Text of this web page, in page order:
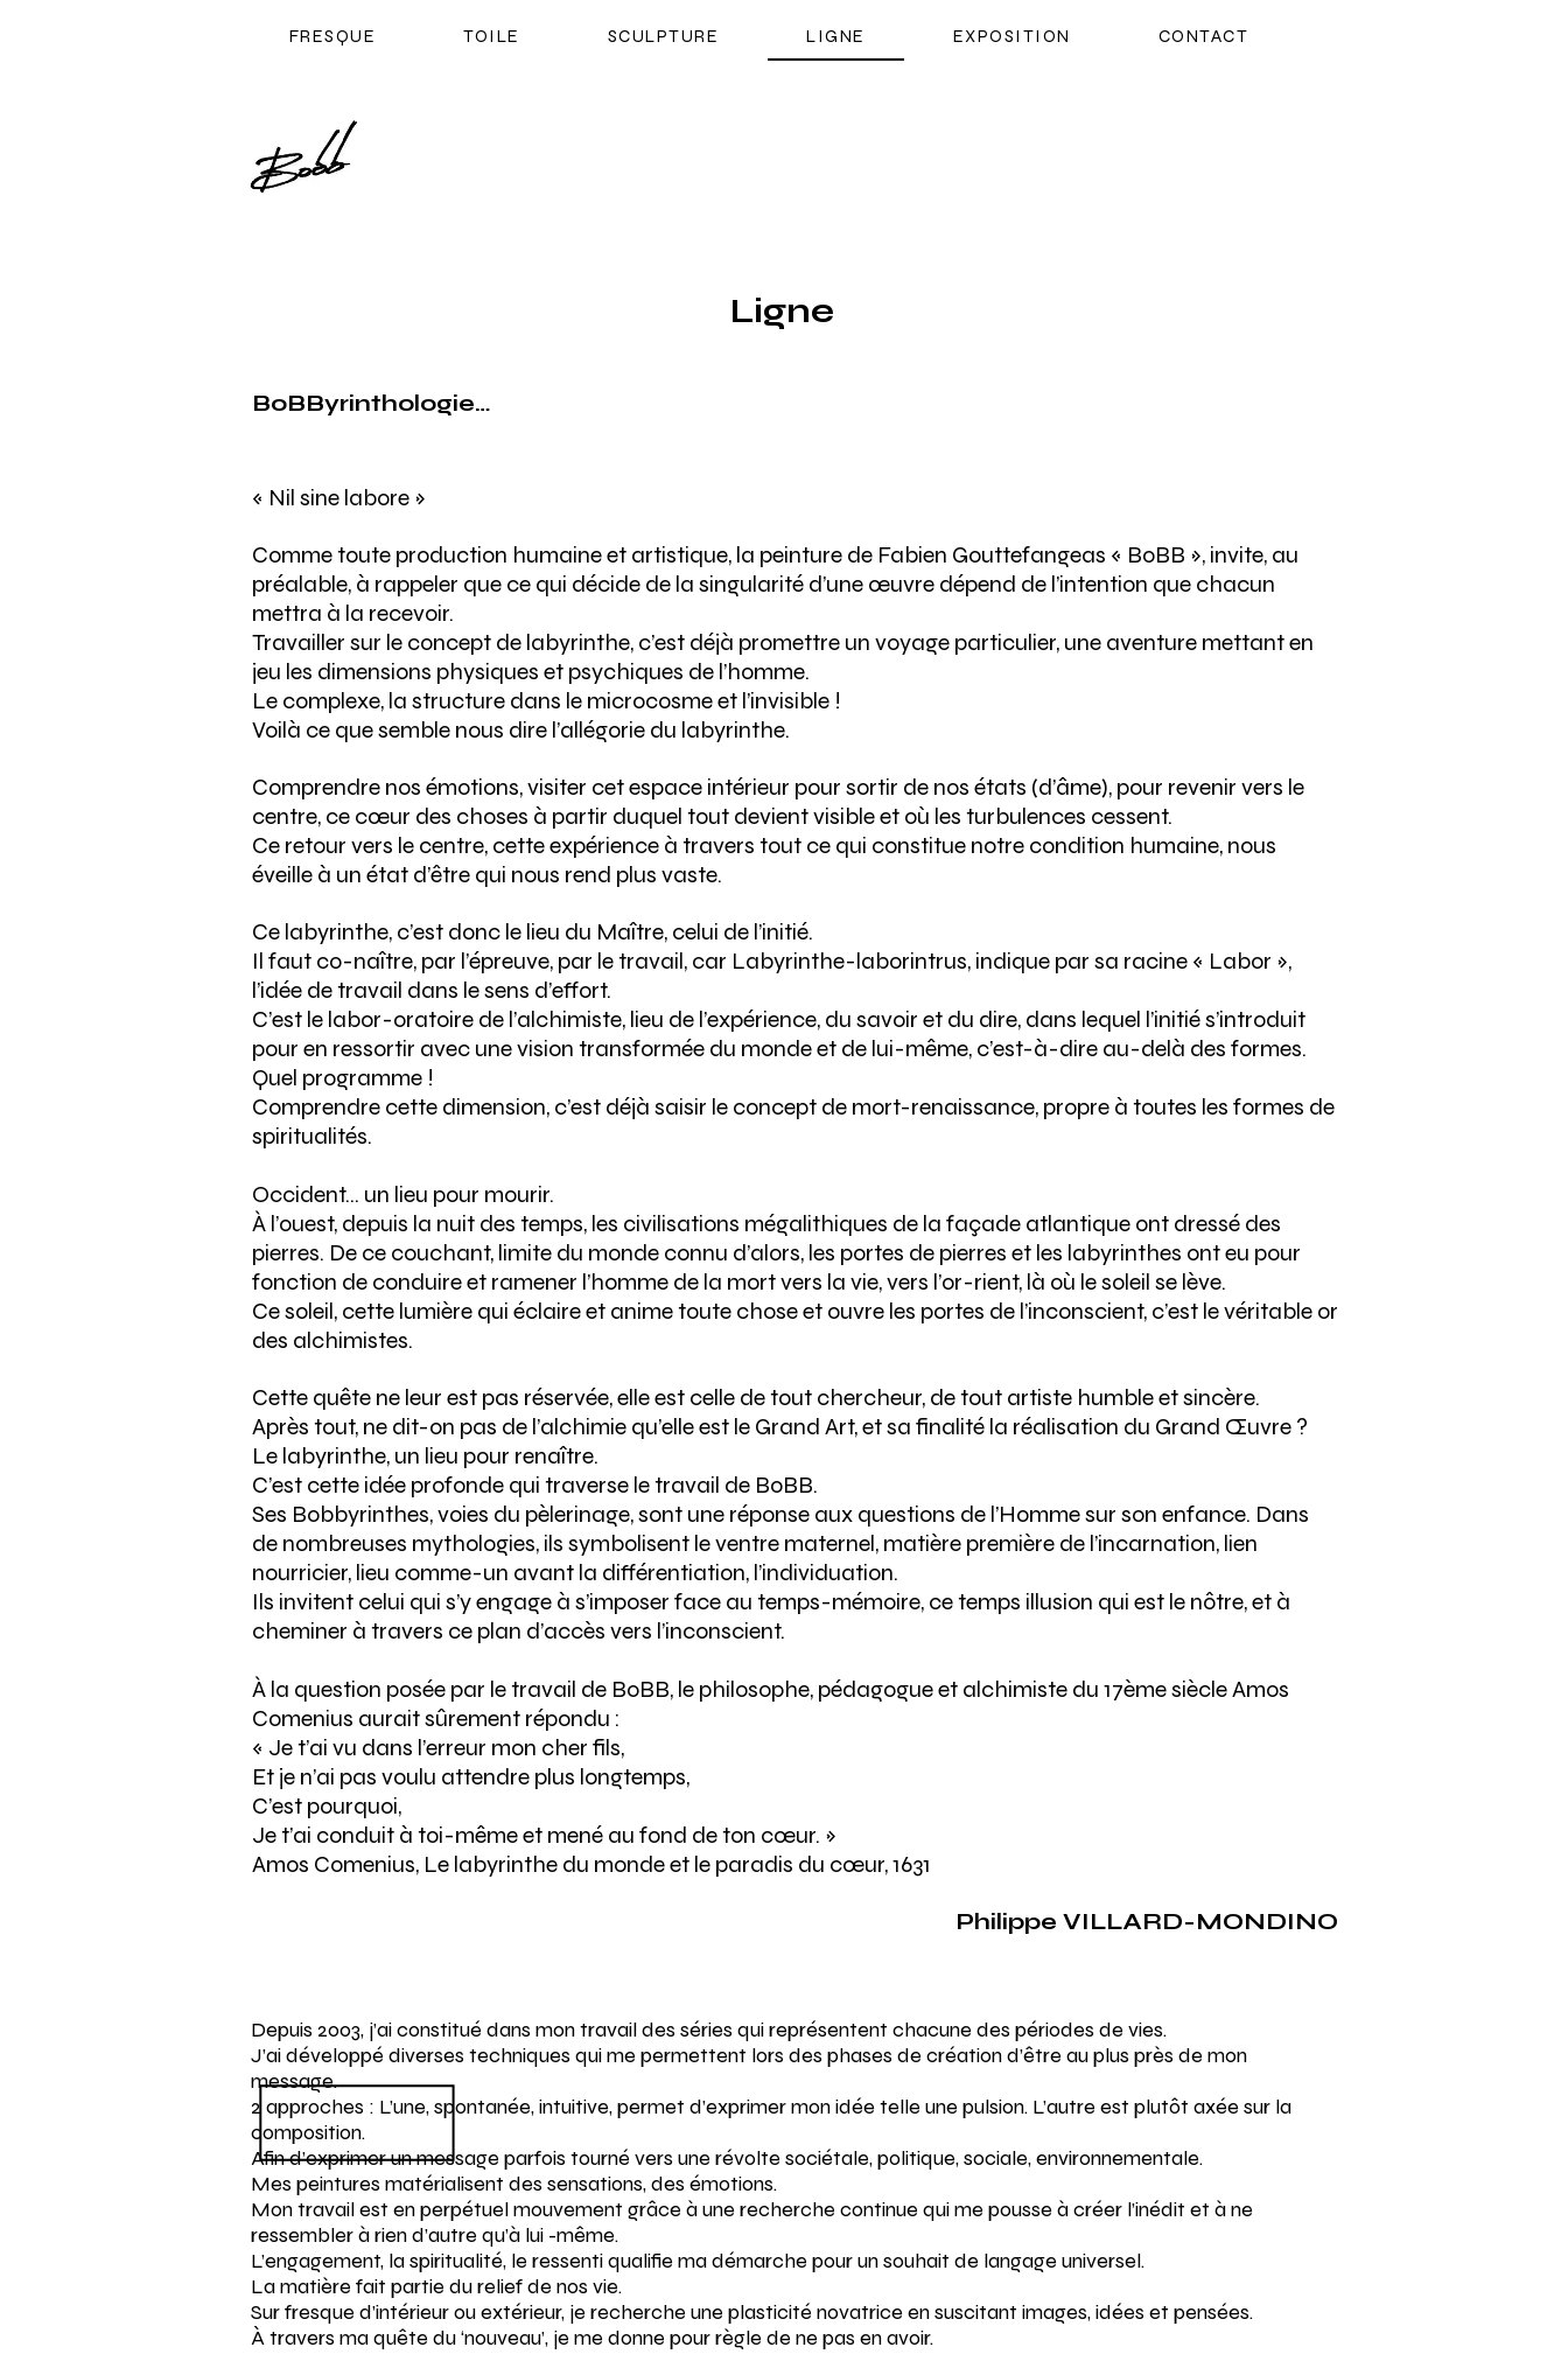
FRESQUE TOILE SCULPTURE LIGNE EXPOSITION CONTACT
Ligne
BoBByrinthologie…
« Nil sine labore »
Comme toute production humaine et artistique, la peinture de Fabien Gouttefangeas « BoBB », invite, au
préalable, à rappeler que ce qui décide de la singularité d’une œuvre dépend de l’intention que chacun
mettra à la recevoir.
Travailler sur le concept de labyrinthe, c’est déjà promettre un voyage particulier, une aventure mettant en
jeu les dimensions physiques et psychiques de l’homme.
Le complexe, la structure dans le microcosme et l’invisible !
Voilà ce que semble nous dire l’allégorie du labyrinthe.
Comprendre nos émotions, visiter cet espace intérieur pour sortir de nos états (d’âme), pour revenir vers le
centre, ce cœur des choses à partir duquel tout devient visible et où les turbulences cessent.
Ce retour vers le centre, cette expérience à travers tout ce qui constitue notre condition humaine, nous
éveille à un état d’être qui nous rend plus vaste.
Ce labyrinthe, c’est donc le lieu du Maître, celui de l’initié.
Il faut co-naître, par l’épreuve, par le travail, car Labyrinthe-laborintrus, indique par sa racine « Labor »,
l’idée de travail dans le sens d’effort.
C’est le labor-oratoire de l’alchimiste, lieu de l’expérience, du savoir et du dire, dans lequel l’initié s’introduit
pour en ressortir avec une vision transformée du monde et de lui-même, c’est-à-dire au-delà des formes.
Quel programme !
Comprendre cette dimension, c’est déjà saisir le concept de mort-renaissance, propre à toutes les formes de
spiritualités.
Occident… un lieu pour mourir.
À l’ouest, depuis la nuit des temps, les civilisations mégalithiques de la façade atlantique ont dressé des
pierres. De ce couchant, limite du monde connu d’alors, les portes de pierres et les labyrinthes ont eu pour
fonction de conduire et ramener l’homme de la mort vers la vie, vers l’or-rient, là où le soleil se lève.
Ce soleil, cette lumière qui éclaire et anime toute chose et ouvre les portes de l’inconscient, c’est le véritable or
des alchimistes.
Cette quête ne leur est pas réservée, elle est celle de tout chercheur, de tout artiste humble et sincère.
Après tout, ne dit-on pas de l’alchimie qu’elle est le Grand Art, et sa finalité la réalisation du Grand Œuvre ?
Le labyrinthe, un lieu pour renaître.
C’est cette idée profonde qui traverse le travail de BoBB.
Ses Bobbyrinthes, voies du pèlerinage, sont une réponse aux questions de l’Homme sur son enfance. Dans
de nombreuses mythologies, ils symbolisent le ventre maternel, matière première de l’incarnation, lien
nourricier, lieu comme-un avant la différentiation, l’individuation.
Ils invitent celui qui s’y engage à s’imposer face au temps-mémoire, ce temps illusion qui est le nôtre, et à
cheminer à travers ce plan d’accès vers l’inconscient.
À la question posée par le travail de BoBB, le philosophe, pédagogue et alchimiste du 17ème siècle Amos
Comenius aurait sûrement répondu :
« Je t’ai vu dans l’erreur mon cher fils,
Et je n’ai pas voulu attendre plus longtemps,
C’est pourquoi,
Je t’ai conduit à toi-même et mené au fond de ton cœur. »
Amos Comenius, Le labyrinthe du monde et le paradis du cœur, 1631
Philippe VILLARD-MONDINO
Depuis 2003, j’ai constitué dans mon travail des séries qui représentent chacune des périodes de vies.
J’ai développé diverses techniques qui me permettent lors des phases de création d’être au plus près de mon
message.
2 approches : L’une, spontanée, intuitive, permet d’exprimer mon idée telle une pulsion. L’autre est plutôt axée sur la
composition.
Afin d’exprimer un message parfois tourné vers une révolte sociétale, politique, sociale, environnementale.
Mes peintures matérialisent des sensations, des émotions.
Mon travail est en perpétuel mouvement grâce à une recherche continue qui me pousse à créer l’inédit et à ne
ressembler à rien d’autre qu’à lui -même.
L’engagement, la spiritualité, le ressenti qualifie ma démarche pour un souhait de langage universel.
La matière fait partie du relief de nos vie.
Sur fresque d’intérieur ou extérieur, je recherche une plasticité novatrice en suscitant images, idées et pensées.
À travers ma quête du ‘nouveau’, je me donne pour règle de ne pas en avoir.